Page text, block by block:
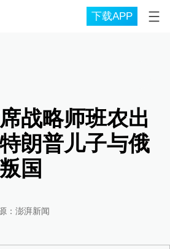
下载APP
战略师班农出
朗普儿子与俄
国
： 澎湃新闻